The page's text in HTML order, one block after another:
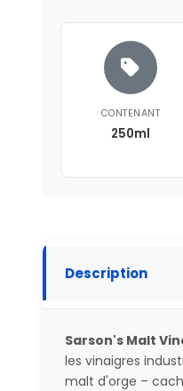
CONTENANT
250ml
Description
Sarson's Malt
les vinaigres
malt d'orge –